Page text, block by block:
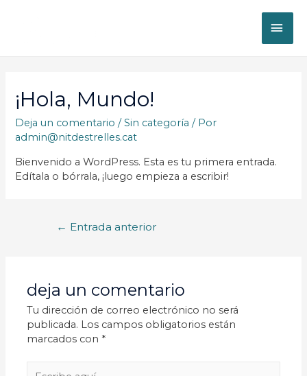
¡Hola, Mundo!
Deja un comentario /Sin categoría / Por
admin@nitdestrelles.cat
Bienvenido a WordPress. Esta es tu primera entrada.
Edítala o bórrala, ¡luego empieza a escribir!
← Entrada anterior
deja un comentario
Tu dirección de correo electrónico no será
publicada. Los campos obligatorios están
marcados con *